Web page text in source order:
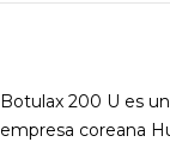
Botulax 200 U es
empresa coreana